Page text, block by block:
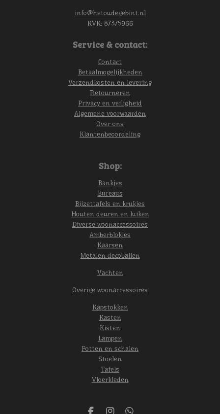
info@hetoudegebint.nl
KVK: 87375966
Service & contact:
Contact
Betaalmogelijkheden
Verzendkosten en levering
Retourneren
Privacy en veiligheid
Algemene voorwaarden
Over ons
Klantenbeoordeling
Shop:
Bankjes
Bureaus
Bijzettafels en krukjes
Houten deuren en luiken
Diverse woonaccessoires
Amberblokjes
Kaarsen
Metalen decoballen
Vachten
Overige woonaccessoires
Kapstokken
Kasten
Kisten
Lampen
Potten en schalen
Stoelen
Tafels
Vloerkleden